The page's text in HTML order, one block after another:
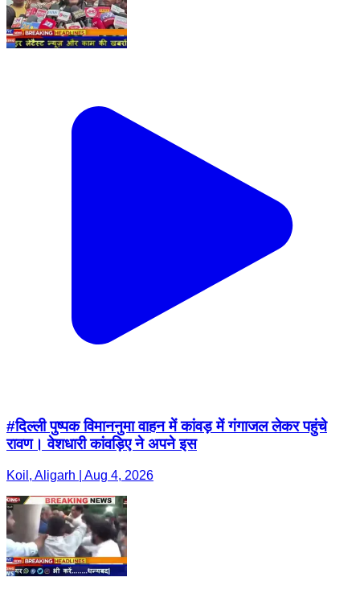
#दिल्ली पुष्पक विमाननुमा वाहन में कांवड़ में गंगाजल लेकर पहुंचे
रावण। वेशधारी कांवड़िए ने अपने इस
Koil, Aligarh | Aug 4, 2026